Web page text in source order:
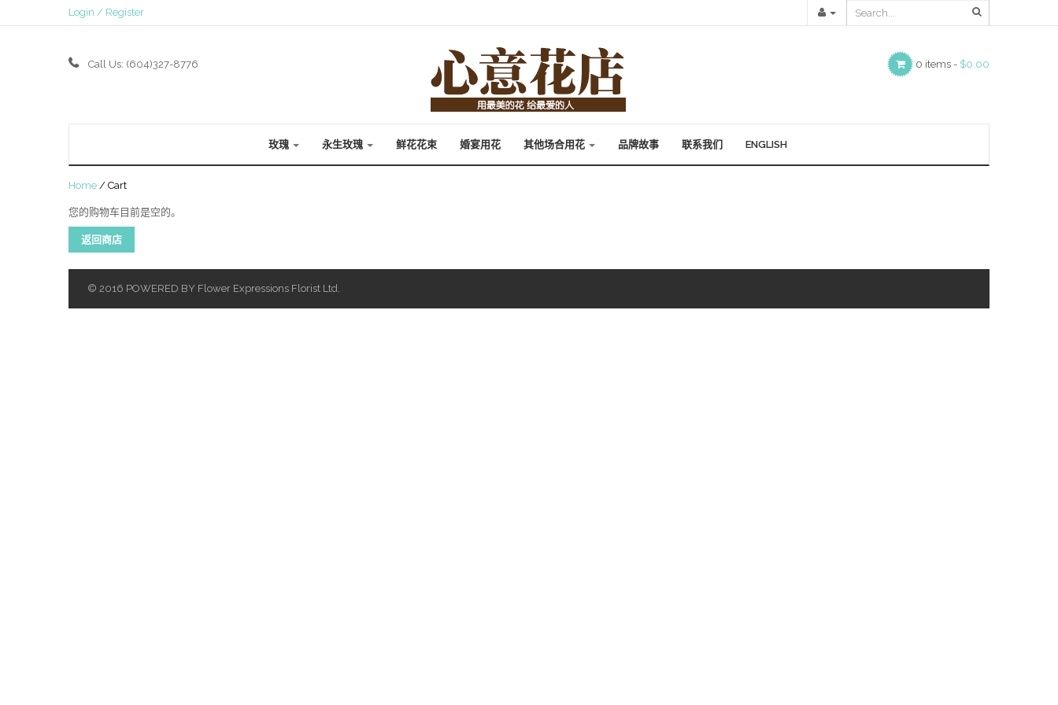
Login / Register
Call Us: (604)327-8776 0 items - $0.00
玫瑰 永生玫瑰 鲜花花束 婚宴用花 其他场合用花 品牌故事 联系我们 ENGLISH
Home / Cart
您的购物车目前是空的。
返回商店
© 2016 POWERED BY Flower Expressions Florist Ltd.